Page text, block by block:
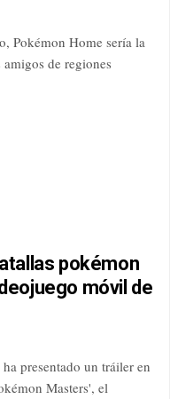
Pokémon Home sería la
de regiones
pokémon
móvil de
presentado un tráiler en
Masters', el